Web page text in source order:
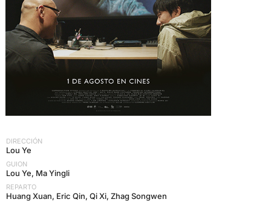
DIRECCIÓN
Lou Ye
GUION
Lou Ye, Ma Yingli
REPARTO
Huang Xuan, Eric Qin, Qi Xi, Zhag Songwen